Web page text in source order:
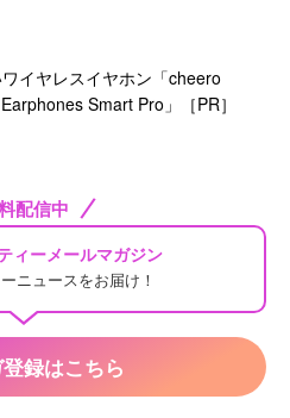
イヤレスイヤホン「cheero
Smart Pro」［PR］
配信中
ィーメールマガジン
ニュースをお届け！
録はこちら